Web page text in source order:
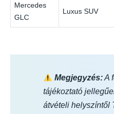
Mercedes
GLC
Luxus SUV
Megjegyzés:A
tájékoztató
átvételi helyszíntől